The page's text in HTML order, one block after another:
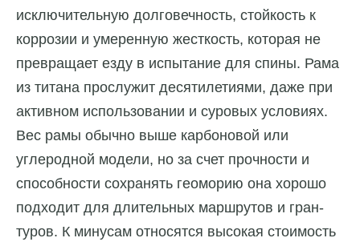
исключительную долговечность, стойкость к
коррозии и умеренную жесткость, которая не
превращает езду в испытание для спины. Рама
из титана прослужит десятилетиями, даже при
активном использовании и суровых условиях.
Вес рамы обычно выше карбоновой или
углеродной модели, но за счет прочности и
способности сохранять геоморию она хорошо
подходит для длительных маршрутов и гран-
туров. К минусам относятся высокая стоимость